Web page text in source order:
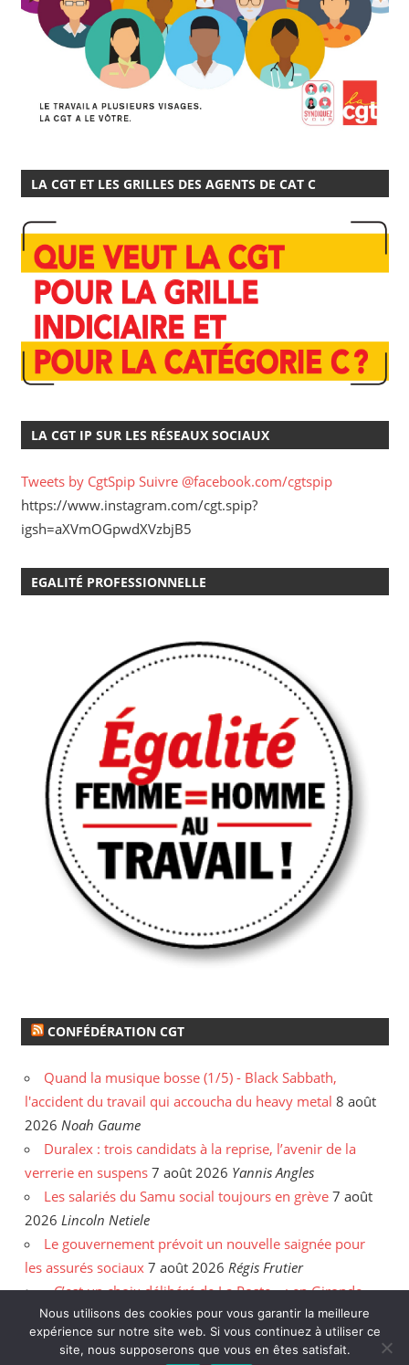
LA CGT ET LES GRILLES DES AGENTS DE CAT C
LA CGT IP SUR LES RÉSEAUX SOCIAUX
Tweets by CgtSpip Suivre @facebook.com/cgtspip
https://www.instagram.com/cgt.spip?
igsh=aXVmOGpwdXVzbjB5
EGALITÉ PROFESSIONNELLE
CONFÉDÉRATION CGT
Quand la musique bosse (1/5) - Black Sabbath,
l'accident du travail qui accoucha du heavy metal 8 août
2026 Noah Gaume
Duralex : trois candidats à la reprise, l’avenir de la
verrerie en suspens 7 août 2026 Yannis Angles
Les salariés du Samu social toujours en grève 7 août
2026 Lincoln Netiele
Le gouvernement prévoit un nouvelle saignée pour
les assurés sociaux 7 août 2026 Régis Frutier
« C’est un choix délibéré de La Poste » : en Gironde,
les postiers sommés de rattraper leurs heures 6 août
2026 Yannis Angles
Nous utilisons des cookies pour vous garantir la meilleure
expérience sur notre site web. Si vous continuez à utiliser ce
site, nous supposerons que vous en êtes satisfait.